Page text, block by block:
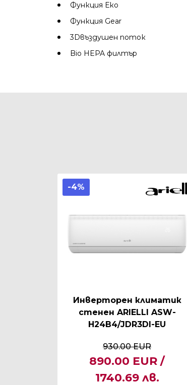
Функция Еко
Функция Gear
3Dвъздушен поток
Bio HEPA филтър
-4%
Инверторен климатик
стенен ARIELLI ASW-
H24B4/JDR3DI-EU
930.00 EUR
890.00 EUR /
1740.69 лв.